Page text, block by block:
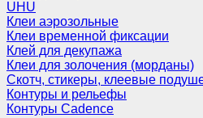
UHU
Клеи аэрозольные
Клеи временной фиксации
Клей для декупажа
Клеи для золочения (морданы)
Скотч, стикеры, клеевые
Контуры и рельефы
Контуры Cadence